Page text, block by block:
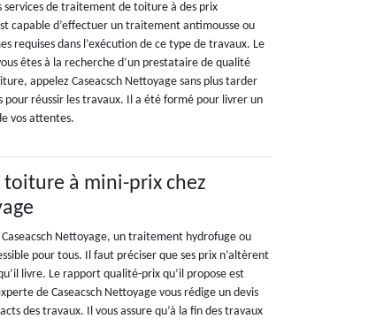
services de traitement de toiture à des prix
capable d’effectuer un traitement antimousse ou
requises dans l’exécution de ce type de travaux. Le
êtes à la recherche d’un prestataire de qualité
appelez Caseacsch Nettoyage sans plus tarder
pour réussir les travaux. Il a été formé pour livrer un
vos attentes.
à mini-prix chez
Nettoyage, un traitement hydrofuge ou
pour tous. Il faut préciser que ses prix n’altèrent
livre. Le rapport qualité-prix qu’il propose est
de Caseacsch Nettoyage vous rédige un devis
des travaux. Il vous assure qu’à la fin des travaux